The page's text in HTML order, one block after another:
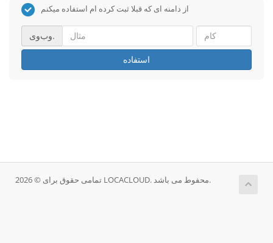
از دامنه ای که قبلا ثبت کرده ام استفاده میکنم
وب‌وی.
استفاده
تمامی حقوق برای © 2026 LOCACLOUD. محفوط می باشد.